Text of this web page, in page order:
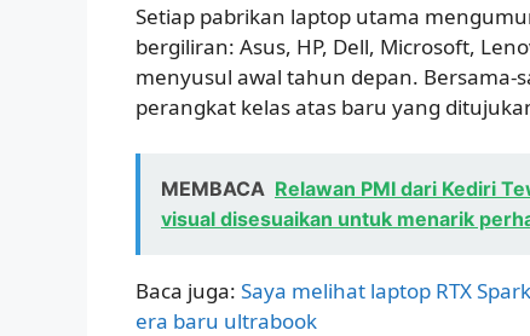
Setiap pabrikan laptop utama
bergiliran: Asus, HP, Dell, Microsoft,
menyusul awal tahun depan.
perangkat kelas atas baru yang
MEMBACA Relawan PMI dari Kediri
visual disesuaikan untuk menarik
Baca juga: Saya melihat laptop RTX
era baru ultrabook